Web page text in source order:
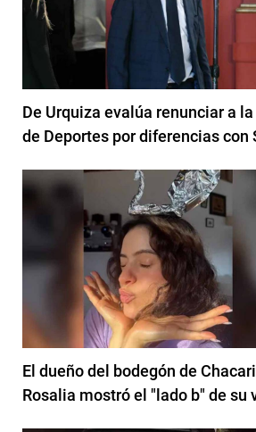
De Urquiza evalúa renunciar a
de Deportes por diferencias con
El dueño del bodegón de
Rosalia mostró el "lado b" de su